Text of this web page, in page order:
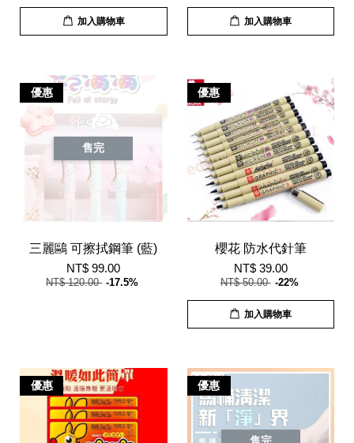
加入購物車 加入購物車
優惠
售完
三麗鷗 可擦拭鋼筆 (藍)
NT$ 99.00
NT$ 120.00 -17.5%
優惠
櫻花 防水代針筆
NT$ 39.00
NT$ 50.00 -22%
加入購物車
優惠 優惠